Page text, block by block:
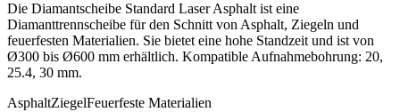
Die Diamantscheibe Standard Laser Asphalt ist eine
Diamanttrennscheibe für den Schnitt von Asphalt, Ziegeln und
feuerfesten Materialien. Sie bietet eine hohe Standzeit und ist von
Ø300 bis Ø600 mm erhältlich. Kompatible Aufnahmebohrung: 20,
25.4, 30 mm.
AsphaltZiegelFeuerfeste Materialien